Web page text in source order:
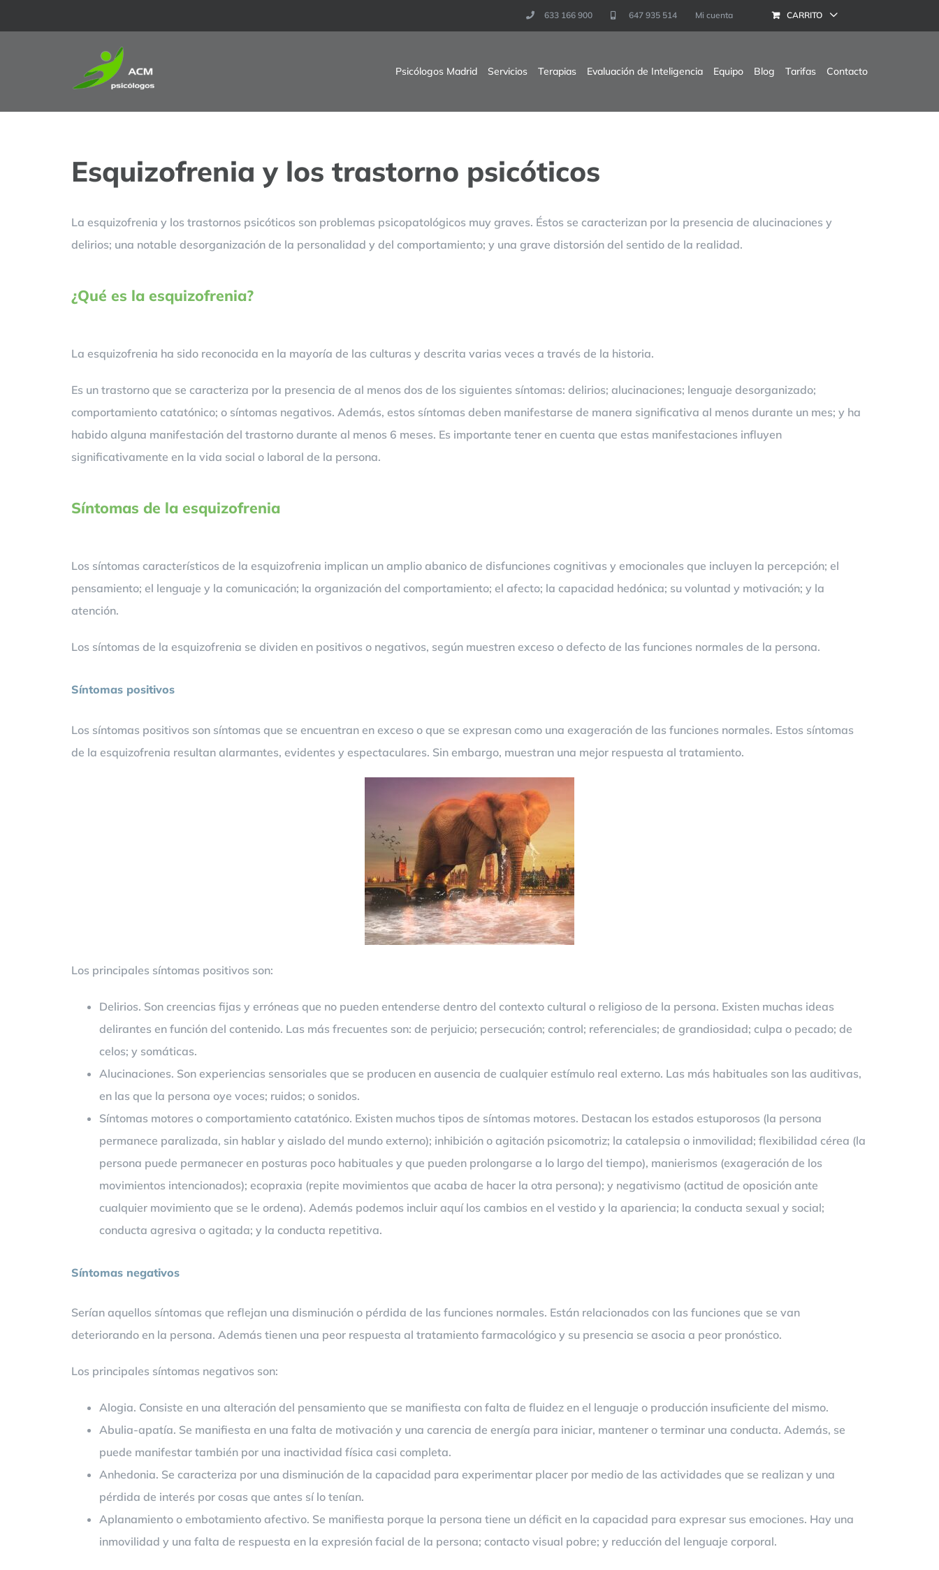
al
633 166 900 647 935 514 Mi cuenta CARRITO
Psicólogos Madrid Servicios Terapias Evaluación de Inteligencia Equipo Blog Tarifas Contacto
Esquizofrenia y los trastorno psicóticos
La esquizofrenia y los trastornos psicóticos son problemas psicopatológicos muy graves. Éstos se caracterizan por la presencia de alucinaciones y
delirios; una notable desorganización de la personalidad y del comportamiento; y una grave distorsión del sentido de la realidad.
¿Qué es la esquizofrenia?
La esquizofrenia ha sido reconocida en la mayoría de las culturas y descrita varias veces a través de la historia.
Es un trastorno que se caracteriza por la presencia de al menos dos de los siguientes síntomas: delirios; alucinaciones; lenguaje desorganizado;
comportamiento catatónico; o síntomas negativos. Además, estos síntomas deben manifestarse de manera significativa al menos durante un mes; y ha
habido alguna manifestación del trastorno durante al menos 6 meses. Es importante tener en cuenta que estas manifestaciones influyen
significativamente en la vida social o laboral de la persona.
Síntomas de la esquizofrenia
Los síntomas característicos de la esquizofrenia implican un amplio abanico de disfunciones cognitivas y emocionales que incluyen la percepción; el
pensamiento; el lenguaje y la comunicación; la organización del comportamiento; el afecto; la capacidad hedónica; su voluntad y motivación; y la
atención.
Los síntomas de la esquizofrenia se dividen en positivos o negativos, según muestren exceso o defecto de las funciones normales de la persona.
Síntomas positivos
Los síntomas positivos son síntomas que se encuentran en exceso o que se expresan como una exageración de las funciones normales. Estos síntomas
de la esquizofrenia resultan alarmantes, evidentes y espectaculares. Sin embargo, muestran una mejor respuesta al tratamiento.
Los principales síntomas positivos son:
Delirios. Son creencias fijas y erróneas que no pueden entenderse dentro del contexto cultural o religioso de la persona. Existen muchas ideas
delirantes en función del contenido. Las más frecuentes son: de perjuicio; persecución; control; referenciales; de grandiosidad; culpa o pecado; de
celos; y somáticas.
Alucinaciones. Son experiencias sensoriales que se producen en ausencia de cualquier estímulo real externo. Las más habituales son las auditivas,
en las que la persona oye voces; ruidos; o sonidos.
Síntomas motores o comportamiento catatónico. Existen muchos tipos de síntomas motores. Destacan los estados estuporosos (la persona
permanece paralizada, sin hablar y aislado del mundo externo); inhibición o agitación psicomotriz; la catalepsia o inmovilidad; flexibilidad cérea (la
persona puede permanecer en posturas poco habituales y que pueden prolongarse a lo largo del tiempo), manierismos (exageración de los
movimientos intencionados); ecopraxia (repite movimientos que acaba de hacer la otra persona); y negativismo (actitud de oposición ante
cualquier movimiento que se le ordena). Además podemos incluir aquí los cambios en el vestido y la apariencia; la conducta sexual y social;
conducta agresiva o agitada; y la conducta repetitiva.
Síntomas negativos
Serían aquellos síntomas que reflejan una disminución o pérdida de las funciones normales. Están relacionados con las funciones que se van
deteriorando en la persona. Además tienen una peor respuesta al tratamiento farmacológico y su presencia se asocia a peor pronóstico.
Los principales síntomas negativos son:
Alogia. Consiste en una alteración del pensamiento que se manifiesta con falta de fluidez en el lenguaje o producción insuficiente del mismo.
Abulia-apatía. Se manifiesta en una falta de motivación y una carencia de energía para iniciar, mantener o terminar una conducta. Además, se
puede manifestar también por una inactividad física casi completa.
Anhedonia. Se caracteriza por una disminución de la capacidad para experimentar placer por medio de las actividades que se realizan y una
pérdida de interés por cosas que antes sí lo tenían.
Aplanamiento o embotamiento afectivo. Se manifiesta porque la persona tiene un déficit en la capacidad para expresar sus emociones. Hay una
inmovilidad y una falta de respuesta en la expresión facial de la persona; contacto visual pobre; y reducción del lenguaje corporal.